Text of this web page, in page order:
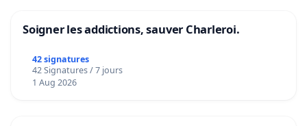
Soigner les addictions, sauver Charleroi.
42 signatures
42 Signatures / 7 jours
1 Aug 2026